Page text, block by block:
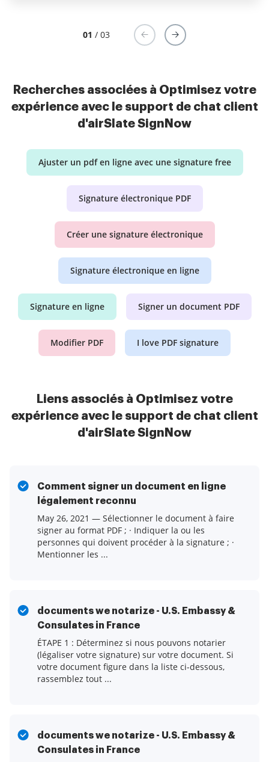
01 / 03
Recherches associées à Optimisez votre
expérience avec le support de chat client
d'airSlate SignNow
Ajuster un pdf en ligne avec une signature free
Signature électronique PDF
Créer une signature électronique
Signature électronique en ligne
Signature en ligne Signer un document PDF
Modifier PDF I love PDF signature
Liens associés à Optimisez votre
expérience avec le support de chat client
d'airSlate SignNow
Comment signer un document en ligne
légalement reconnu
May 26, 2021 — Sélectionner le document à faire
signer au format PDF ; · Indiquer la ou les
personnes qui doivent procéder à la signature ; ·
Mentionner les ...
documents we notarize - U.S. Embassy &
Consulates in France
ÉTAPE 1 : Déterminez si nous pouvons notarier
(légaliser votre signature) sur votre document. Si
votre document figure dans la liste ci-dessous,
rassemblez tout ...
documents we notarize - U.S. Embassy &
Consulates in France